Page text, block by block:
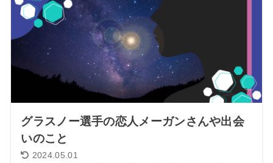
グラスノー選手の恋人メーガンさんや出会
いのこと
2024.05.01